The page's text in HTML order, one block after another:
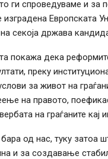
ги спроведуваме и
Европската
секоја држава
покажа дека
преку
за живот на
на правото,
на граѓаните кај
од нас, туку затоа
и за создавање